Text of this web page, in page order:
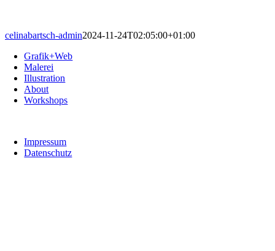
celinabartsch-admin2024-11-24T02:05:00+01:00
Grafik+Web
Malerei
Illustration
About
Workshops
Impressum
Datenschutz